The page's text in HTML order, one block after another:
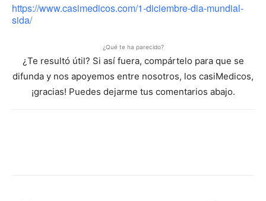
https://www.casimedicos.com/1-diciembre-dia-mundial-
sida/
¿Qué te ha parecido?
¿Te resultó útil? Si así fuera, compártelo para que se
difunda y nos apoyemos entre nosotros, los casiMedicos,
¡gracias! Puedes dejarme tus comentarios abajo.